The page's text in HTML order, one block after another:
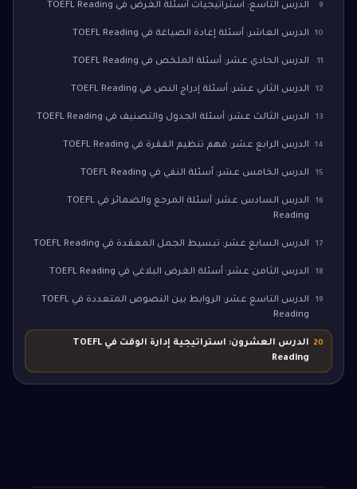
9 الدرس التاسع: استراتيجيات أسئلة الغرض في TOEFL Reading
10 الدرس العاشر: أسئلة إعادة الصياغة في TOEFL Reading
11 الدرس الحادي عشر: أسئلة الملخص في TOEFL Reading
12 الدرس الثاني عشر: أسئلة إدراج النص في TOEFL Reading
13 الدرس الثالث عشر: أسئلة الجدول والتصنيف في TOEFL Reading
14 الدرس الرابع عشر: فهم تنظيم الفقرة في TOEFL Reading
15 الدرس الخامس عشر: أسئلة النفي في TOEFL Reading
16
الدرس السادس عشر: أسئلة المرجع والضمائر في TOEFL
Reading
17 الدرس السابع عشر: تبسيط الجمل المعقدة في TOEFL Reading
18 الدرس الثامن عشر: أسئلة الغرض البلاغي في TOEFL Reading
19
الدرس التاسع عشر: الروابط بين النصوص المتعددة في TOEFL
Reading
20
الدرس العشرون: استراتيجية إدارة الوقت في TOEFL
Reading